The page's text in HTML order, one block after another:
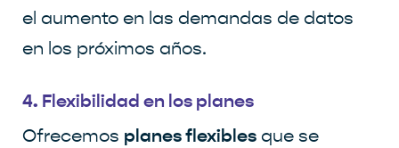
el aumento en las demandas de datos
en los próximos años.
4. Flexibilidad en los planes
Ofrecemos planes flexibles que se